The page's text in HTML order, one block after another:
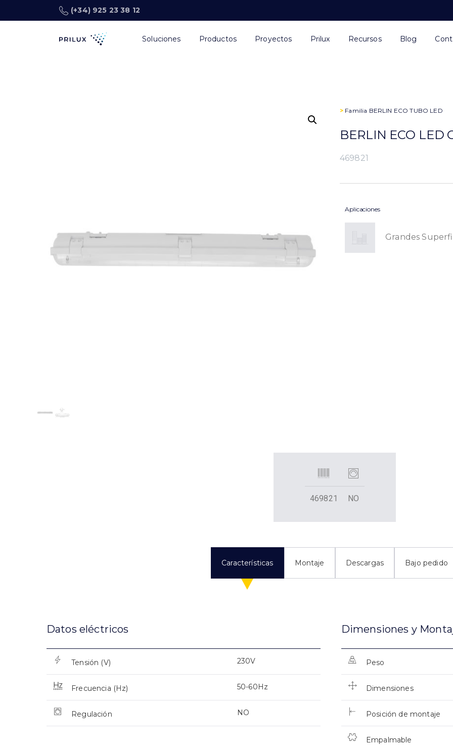
(+34) 925 23 38 12
Soluciones Productos Proyectos Prilux Recursos Blog
> Familia BERLIN ECO TUBO LED
BERLIN ECO LED
469821
Aplicaciones
Grandes
469821 NO
Características Montaje Descargas Bajo pedido
Datos eléctricos
Tensión (V) 230V
Frecuencia (Hz) 50-60Hz
Regulación NO
Dimensiones y
Peso
Dimensiones
Posición de montaje
Empalmable